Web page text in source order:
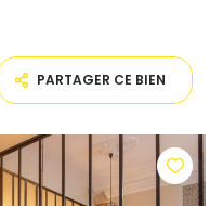
PARTAGER CE BIEN